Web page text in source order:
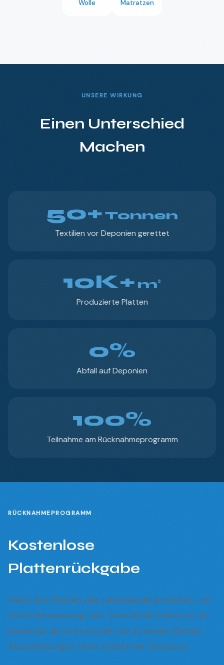
Wolle Matratzen
UNSERE WIRKUNG
Einen Unterschied
Machen
50+ Tonnen
Textilien vor Deponien gerettet
10K+ m²
Produzierte Platten
0%
Abfall auf Deponien
100%
Teilnahme am Rücknahmeprogramm
RÜCKNAHMEPROGRAMM
Kostenlose
Plattenrückgabe
Wenn Ihre Platten das Lebensende erreichen—ob
durch Renovierung oder Verschleiß—holen wir sie
kostenlos ab und recyceln sie zu neuen Platten.
Akustiklösungen ohne schlechtes Gewissen.